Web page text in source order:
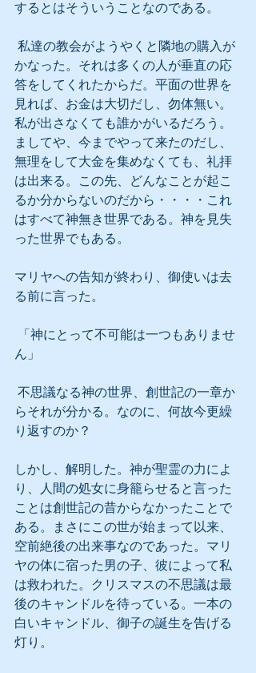
するとはそういうことなのである。
かなった。それは多くの人が垂直の応
答をしてくれたからだ。平面の世界を
見れば、お金は大切だし、勿体無い。
私が出さなくても誰かがいるだろう。
ましてや、今までやって来たのだし、
無理をして大金を集めなくても、礼拝
は出来る。この先、どんなことが起こ
るか分からないのだから・・・・これ
はすべて神無き世界である。神を見失
った世界でもある。
マリヤへの告知が終わり、御使いは去
る前に言った。
ん」
らそれが分かる。なのに、何故今更繰
り返すのか？
しかし、解明した。神が聖霊の力によ
り、人間の処女に身籠らせると言った
ことは創世記の昔からなかったことで
ある。まさにこの世が始まって以来、
空前絶後の出来事なのであった。マリ
ヤの体に宿った男の子、彼によって私
は救われた。クリスマスの不思議は最
後のキャンドルを待っている。一本の
白いキャンドル、御子の誕生を告げる
灯り。